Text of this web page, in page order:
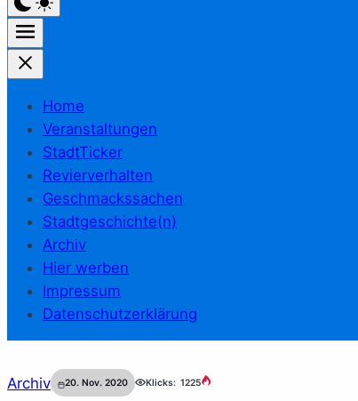
Home
Veranstaltungen
StadtTicker
Revierverhalten
Geschmackssachen
Stadtgeschichte(n)
Archiv
Hier werben
Impressum
Datenschutzerklärung
Archiv 20. Nov. 2020 Klicks: 1225